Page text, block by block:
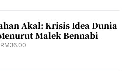
Akal: Krisis Idea Dunia
Malek Bennabi
RM36.00